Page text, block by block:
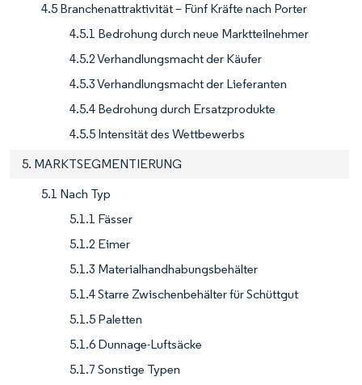
4.5 Branchenattraktivität – Fünf Kräfte nach Porter
4.5.1 Bedrohung durch neue Marktteilnehmer
4.5.2 Verhandlungsmacht der Käufer
4.5.3 Verhandlungsmacht der Lieferanten
4.5.4 Bedrohung durch Ersatzprodukte
4.5.5 Intensität des Wettbewerbs
5. MARKTSEGMENTIERUNG
5.1 Nach Typ
5.1.1 Fässer
5.1.2 Eimer
5.1.3 Materialhandhabungsbehälter
5.1.4 Starre Zwischenbehälter für Schüttgut
5.1.5 Paletten
5.1.6 Dunnage-Luftsäcke
5.1.7 Sonstige Typen